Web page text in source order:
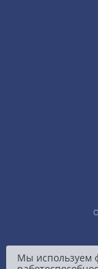
Мы используем